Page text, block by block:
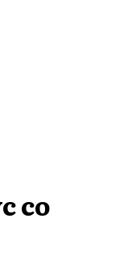
со